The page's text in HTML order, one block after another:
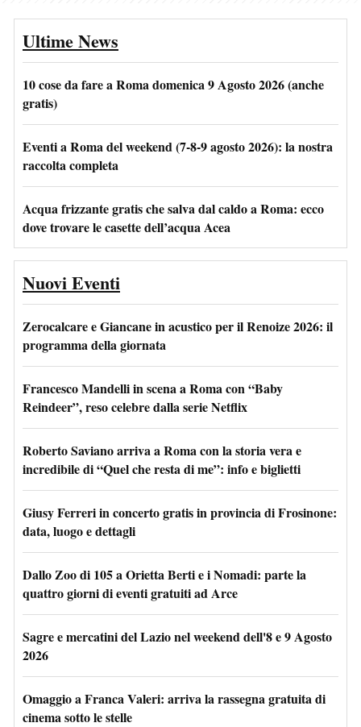
Ultime News
10 cose da fare a Roma domenica 9 Agosto 2026 (anche
gratis)
Eventi a Roma del weekend (7-8-9 agosto 2026): la nostra
raccolta completa
Acqua frizzante gratis che salva dal caldo a Roma: ecco
dove trovare le casette dell’acqua Acea
Nuovi Eventi
Zerocalcare e Giancane in acustico per il Renoize 2026: il
programma della giornata
Francesco Mandelli in scena a Roma con “Baby
Reindeer”, reso celebre dalla serie Netflix
Roberto Saviano arriva a Roma con la storia vera e
incredibile di “Quel che resta di me”: info e biglietti
Giusy Ferreri in concerto gratis in provincia di Frosinone:
data, luogo e dettagli
Dallo Zoo di 105 a Orietta Berti e i Nomadi: parte la
quattro giorni di eventi gratuiti ad Arce
Sagre e mercatini del Lazio nel weekend dell'8 e 9 Agosto
2026
Omaggio a Franca Valeri: arriva la rassegna gratuita di
cinema sotto le stelle